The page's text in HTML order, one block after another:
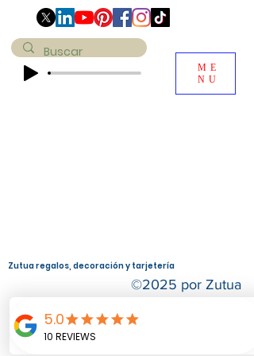
ME
NU
Zutua regalos, decoración y tarjetería
©2025 por Zutua